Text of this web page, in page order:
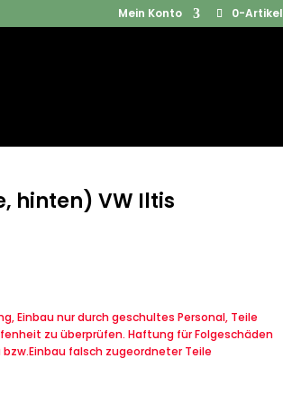
Mein Konto 0-Artikel
Products
hinten) VW Iltis
Einbau nur durch geschultes Personal, Teile
zu überprüfen. Haftung für Folgeschäden
falsch zugeordneter Teile